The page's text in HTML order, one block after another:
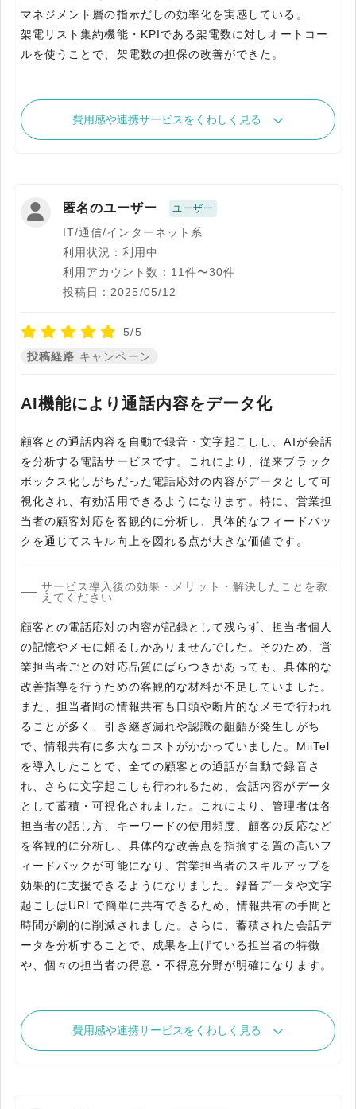
マネジメント層の指示だしの効率化を実感している。
架電リスト集約機能・KPIである架電数に対しオートコー
ルを使うことで、架電数の担保の改善ができた。
費用感や連携サービスをくわしく見る
匿名のユーザー ユーザー
IT/通信/インターネット系
利用状況：利用中
利用アカウント数：11件〜30件
投稿日：2025/05/12
5/5
投稿経路 キャンペーン
AI機能により通話内容をデータ化
顧客との通話内容を自動で録音・文字起こしし、AIが会話
を分析する電話サービスです。これにより、従来ブラック
ボックス化しがちだった電話応対の内容がデータとして可
視化され、有効活用できるようになります。特に、営業担
当者の顧客対応を客観的に分析し、具体的なフィードバッ
クを通じてスキル向上を図れる点が大きな価値です。
サービス導入後の効果・メリット・解決したことを教
えてください
顧客との電話応対の内容が記録として残らず、担当者個人
の記憶やメモに頼るしかありませんでした。そのため、営
業担当者ごとの対応品質にばらつきがあっても、具体的な
改善指導を行うための客観的な材料が不足していました。
また、担当者間の情報共有も口頭や断片的なメモで行われ
ることが多く、引き継ぎ漏れや認識の齟齬が発生しがち
で、情報共有に多大なコストがかかっていました。MiiTel
を導入したことで、全ての顧客との通話が自動で録音さ
れ、さらに文字起こしも行われるため、会話内容がデータ
として蓄積・可視化されました。これにより、管理者は各
担当者の話し方、キーワードの使用頻度、顧客の反応など
を客観的に分析し、具体的な改善点を指摘する質の高いフ
ィードバックが可能になり、営業担当者のスキルアップを
効果的に支援できるようになりました。録音データや文字
起こしはURLで簡単に共有できるため、情報共有の手間と
時間が劇的に削減されました。さらに、蓄積された会話デ
ータを分析することで、成果を上げている担当者の特徴
や、個々の担当者の得意・不得意分野が明確になります。
費用感や連携サービスをくわしく見る